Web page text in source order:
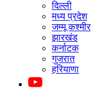
दिल्ली
मध्य प्रदेश
जम्मू कश्मीर
झारखंड
कर्नाटक
गुजरात
हरियाणा